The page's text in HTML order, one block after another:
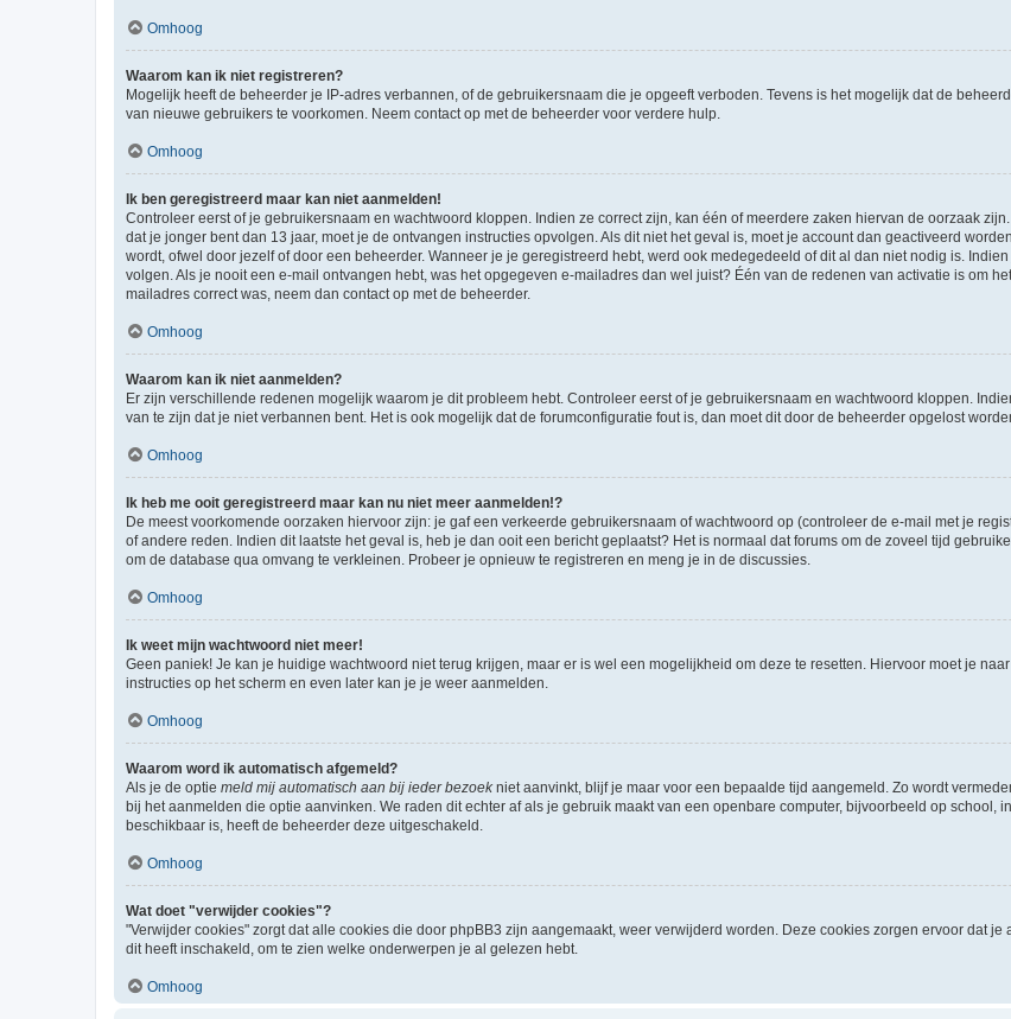
Omhoog
Waarom kan ik niet registreren?
Mogelijk heeft de beheerder je IP-adres verbannen, of de gebruikersnaam die je opgeeft verboden. Tevens is het mogelijk dat de
van nieuwe gebruikers te voorkomen. Neem contact op met de beheerder voor verdere hulp.
Omhoog
Ik ben geregistreerd maar kan niet aanmelden!
Controleer eerst of je gebruikersnaam en wachtwoord kloppen. Indien ze correct zijn, kan één of meerdere zaken hiervan de oorzaak
dat je jonger bent dan 13 jaar, moet je de ontvangen instructies opvolgen. Als dit niet het geval is, moet je account dan geactiveerd
wordt, ofwel door jezelf of door een beheerder. Wanneer je je geregistreerd hebt, werd ook medegedeeld of dit al dan niet nodig is.
volgen. Als je nooit een e-mail ontvangen hebt, was het opgegeven e-mailadres dan wel juist? Één van de redenen van activatie is om
mailadres correct was, neem dan contact op met de beheerder.
Omhoog
Waarom kan ik niet aanmelden?
Er zijn verschillende redenen mogelijk waarom je dit probleem hebt. Controleer eerst of je gebruikersnaam en wachtwoord kloppen.
van te zijn dat je niet verbannen bent. Het is ook mogelijk dat de forumconfiguratie fout is, dan moet dit door de beheerder opgelost
Omhoog
Ik heb me ooit geregistreerd maar kan nu niet meer aanmelden!?
De meest voorkomende oorzaken hiervoor zijn: je gaf een verkeerde gebruikersnaam of wachtwoord op (controleer de e-mail met je
of andere reden. Indien dit laatste het geval is, heb je dan ooit een bericht geplaatst? Het is normaal dat forums om de zoveel tijd
om de database qua omvang te verkleinen. Probeer je opnieuw te registreren en meng je in de discussies.
Omhoog
Ik weet mijn wachtwoord niet meer!
Geen paniek! Je kan je huidige wachtwoord niet terug krijgen, maar er is wel een mogelijkheid om deze te resetten. Hiervoor moet je
instructies op het scherm en even later kan je je weer aanmelden.
Omhoog
Waarom word ik automatisch afgemeld?
Als je de optie meld mij automatisch aan bij ieder bezoekniet aanvinkt, blijf je maar voor een bepaalde tijd aangemeld. Zo wordt
bij het aanmelden die optie aanvinken. We raden dit echter af als je gebruik maakt van een openbare computer, bijvoorbeeld op school,
beschikbaar is, heeft de beheerder deze uitgeschakeld.
Omhoog
Wat doet "verwijder cookies"?
"Verwijder cookies" zorgt dat alle cookies die door phpBB3 zijn aangemaakt, weer verwijderd worden. Deze cookies zorgen ervoor dat
dit heeft inschakeld, om te zien welke onderwerpen je al gelezen hebt.
Omhoog